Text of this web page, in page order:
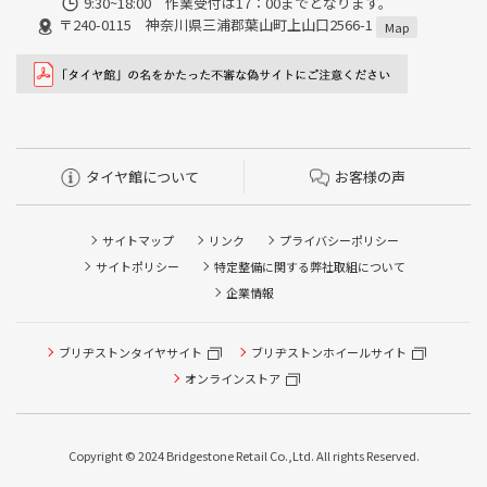
〒240-0115 神奈川県三浦郡葉山町上山口2566-1
Map
タイヤ館について お客様の声
サイトマップ リンク
プライバシーポリシー
サイトポリシー
特定整備に関する弊社取組について
企業情報
ブリヂストンタイヤサイト
ブリヂストンホイールサイト
オンラインストア
Copyright © 2024 Bridgestone Retail Co.,Ltd. All rights Reserved.
タイヤ点検・安全点検/タイヤ履き替え/オイル交換/その他
ピット作業の予約
本日のタイヤ履き替え順番待ち予約 ※クローク契約会員の